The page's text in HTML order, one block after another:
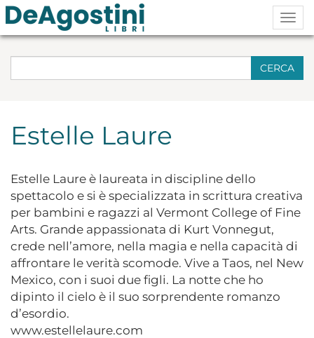
CERCA
Estelle Laure
Estelle Laure è laureata in discipline dello
spettacolo e si è specializzata in scrittura creativa
per bambini e ragazzi al Vermont College of Fine
Arts. Grande appassionata di Kurt Vonnegut,
crede nell’amore, nella magia e nella capacità di
affrontare le verità scomode. Vive a Taos, nel New
Mexico, con i suoi due figli. La notte che ho
dipinto il cielo è il suo sorprendente romanzo
d’esordio.
www.estellelaure.com